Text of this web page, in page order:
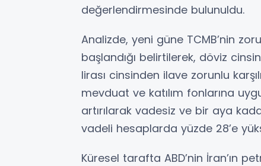
değerlendirmesinde bulunuldu.
Analizde, yeni güne TCMB’nin
başlandığı belirtilerek, döviz
lirası cinsinden ilave zorunlu
mevduat ve katılım fonlarına
artırılarak vadesiz ve bir aya
vadeli hesaplarda yüzde 28’e
Küresel tarafta ABD’nin İran’ın